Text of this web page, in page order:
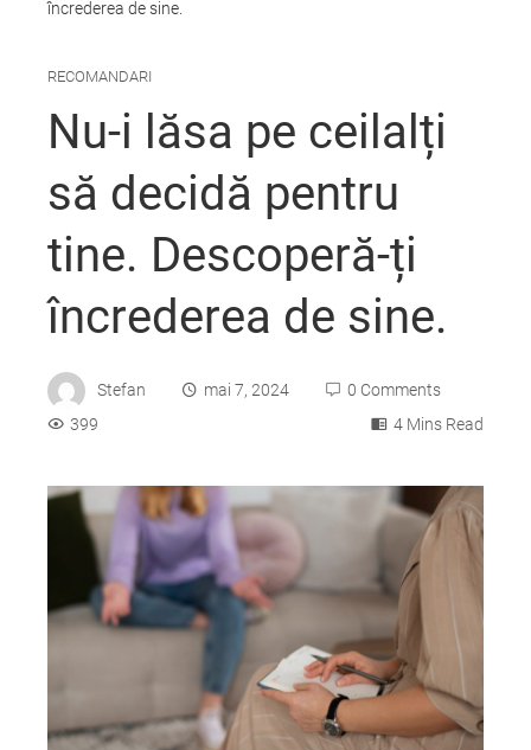
încrederea de sine.
RECOMANDARI
Nu-i lăsa pe ceilalți
să decidă pentru
tine. Descoperă-ți
încrederea de sine.
Stefan mai 7, 2024
0 Comments
399
4 Mins Read